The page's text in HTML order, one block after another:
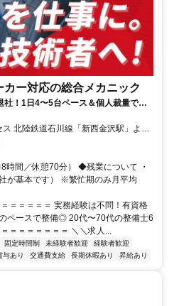
ー対応の総合メカニック
社！1日4〜5台ペース＆個人裁量で働
時間／休憩70分） ◆残業について ・
が基本です） ※繁忙期のみ月平均
＝＝＝＝＝ 実務経験は不問！有資格
ペースで整備◎ 20代〜70代の整備士6
＝＝＝＝＝＝＝ ＼＼求人...
固定時間制 未経験者歓迎
経験者歓迎
与あり 交通費支給 長期休暇あり 昇給あり